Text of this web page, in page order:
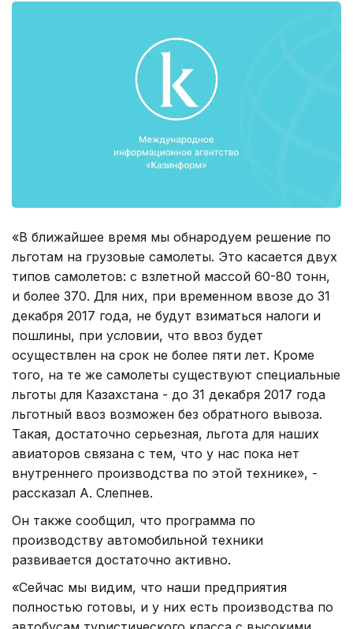
«В ближайшее время мы обнародуем решение по
льготам на грузовые самолеты. Это касается двух
типов самолетов: с взлетной массой 60-80 тонн,
и более 370. Для них, при временном ввозе до 31
декабря 2017 года, не будут взиматься налоги и
пошлины, при условии, что ввоз будет
осуществлен на срок не более пяти лет. Кроме
того, на те же самолеты существуют специальные
льготы для Казахстана - до 31 декабря 2017 года
льготный ввоз возможен без обратного вывоза.
Такая, достаточно серьезная, льгота для наших
авиаторов связана с тем, что у нас пока нет
внутреннего производства по этой технике», -
рассказал А. Слепнев.
Он также сообщил, что программа по
производству автомобильной техники
развивается достаточно активно.
«Сейчас мы видим, что наши предприятия
полностью готовы, и у них есть производства по